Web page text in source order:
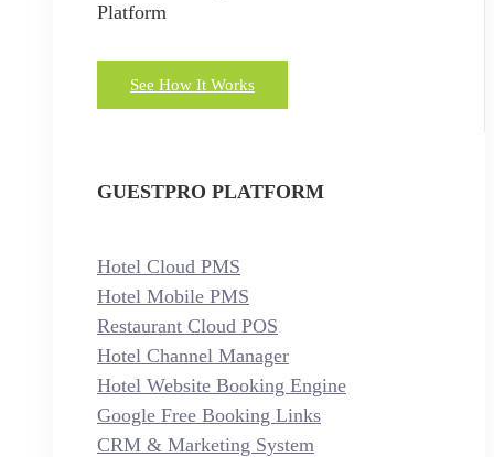
Platform
See How It Works
GUESTPRO PLATFORM
Hotel Cloud PMS
Hotel Mobile PMS
Restaurant Cloud POS
Hotel Channel Manager
Hotel Website Booking Engine
Google Free Booking Links
CRM & Marketing System